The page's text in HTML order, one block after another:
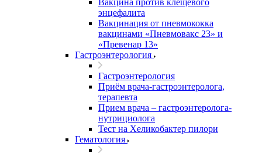
Вакцина против клещевого
энцефалита
Вакцинация от пневмококка
вакцинами «Пневмовакс 23» и
«Превенар 13»
Гастроэнтерология
Гастроэнтерология
Приём врача-гастроэнтеролога,
терапевта
Прием врача – гастроэнтеролога-
нутрициолога
Тест на Хеликобактер пилори
Гематология